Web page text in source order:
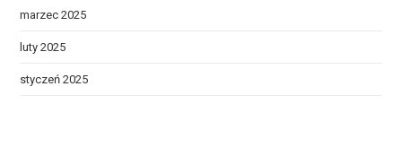
marzec 2025
luty 2025
styczeń 2025